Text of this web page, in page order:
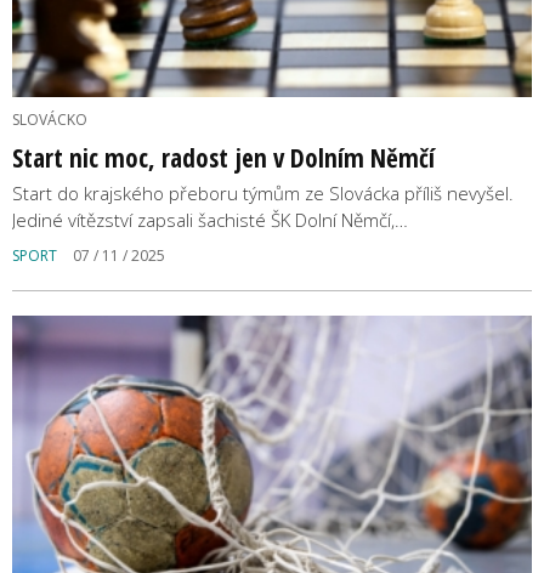
SLOVÁCKO
Start nic moc, radost jen v Dolním Němčí
Start do krajského přeboru týmům ze Slovácka příliš nevyšel.
Jediné vítězství zapsali šachisté ŠK Dolní Němčí,…
SPORT 07 / 11 / 2025